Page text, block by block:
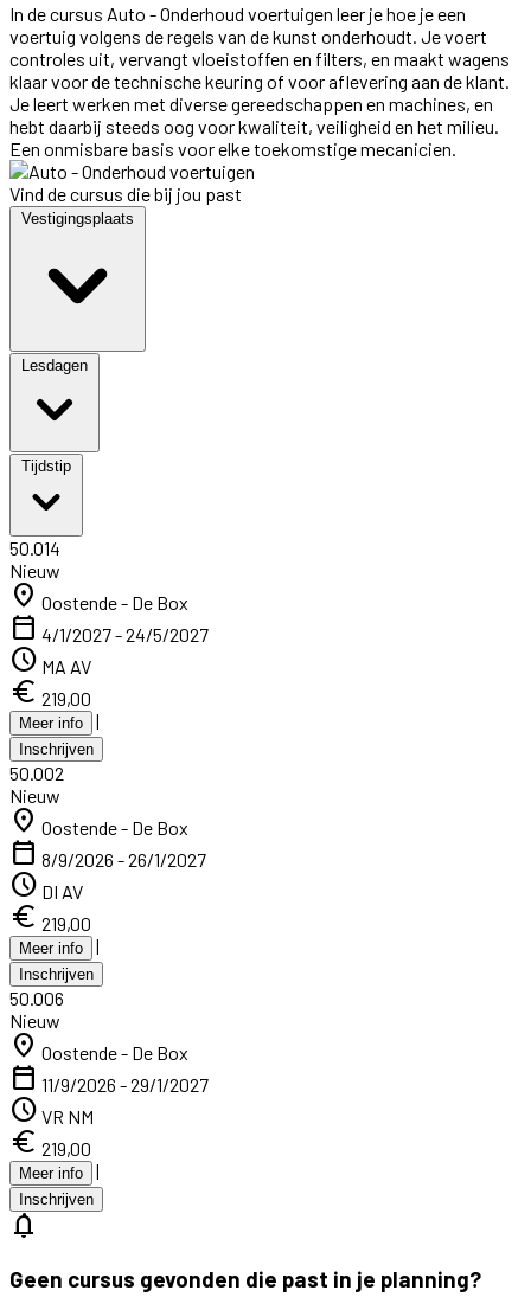
In de cursus Auto - Onderhoud voertuigen leer je hoe je een
voertuig volgens de regels van de kunst onderhoudt. Je voert
controles uit, vervangt vloeistoffen en filters, en maakt wagens
klaar voor de technische keuring of voor aflevering aan de klant.
Je leert werken met diverse gereedschappen en machines, en
hebt daarbij steeds oog voor kwaliteit, veiligheid en het milieu.
Een onmisbare basis voor elke toekomstige mecanicien.
Vind de cursus die bij jou past
Vestigingsplaats
Lesdagen
Tijdstip
50.014
Nieuw
location_on Oostende - De Box
calendar_today 4/1/2027 - 24/5/2027
schedule MA AV
euro 219,00
Meer info |
Inschrijven
50.002
Nieuw
location_on Oostende - De Box
calendar_today 8/9/2026 - 26/1/2027
schedule DI AV
euro 219,00
Meer info |
Inschrijven
50.006
Nieuw
location_on Oostende - De Box
calendar_today 11/9/2026 - 29/1/2027
schedule VR NM
euro 219,00
Meer info |
Inschrijven
notifications
Geen cursus gevonden die past in je planning?